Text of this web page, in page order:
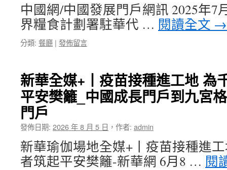
中國網/中國發展門戶網訊 2025年7
界糧食計劃署駐華代 … 閱讀全文 →
分類: 餐廳 | 發佈留言
新華全媒+丨疫苗接種進工地 為
平安樊籬_中國成長門戶到九宮
門戶
發佈日期: 2026 年 8 月 5 日 ， 作者: admin
新華瑜伽場地全媒+丨疫苗接種進
者筑起平安樊籬-新華網 6月8 … 閱